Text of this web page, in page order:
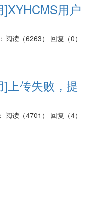
]XYHCMS用户
阅读（6263） 回复（0）
] 上传失败，提
阅读（4701） 回复（4）